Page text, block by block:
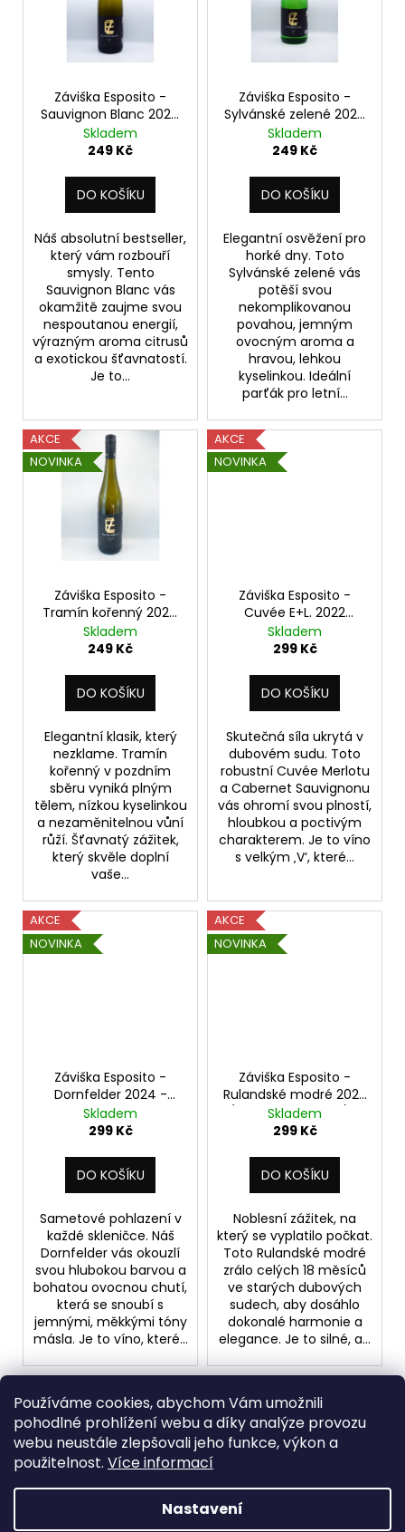
Používáme cookies, abychom Vám umožnili
pohodlné prohlížení webu a díky analýze provozu
webu neustále zlepšovali jeho funkce, výkon a
použitelnost. Více informací
Nastavení
Záviška Esposito -
Sauvignon Blanc 2024
- suché 0,75 l
Skladem
249 Kč
DO KOŠÍKU
Náš absolutní bestseller,
který vám rozbouří
smysly. Tento
Sauvignon Blanc vás
okamžitě zaujme svou
nespoutanou energií,
výrazným aroma citrusů
a exotickou šťavnatostí.
Je to...
Záviška Esposito -
Sylvánské zelené 2024
- suché 1 l
Skladem
249 Kč
DO KOŠÍKU
Elegantní osvěžení pro
horké dny. Toto
Sylvánské zelené vás
potěší svou
nekomplikovanou
povahou, jemným
ovocným aroma a
hravou, lehkou
kyselinkou. Ideální
parťák pro letní...
AKCE
NOVINKA
Záviška Esposito -
Tramín kořenný 2024
- polosladké 0,75 l
Skladem
249 Kč
DO KOŠÍKU
Elegantní klasik, který
nezklame. Tramín
kořenný v pozdním
sběru vyniká plným
tělem, nízkou kyselinkou
a nezaměnitelnou vůní
růží. Šťavnatý zážitek,
který skvěle doplní
vaše...
AKCE
NOVINKA
Záviška Esposito -
Cuvée E+L. 2022
Barrique - suché 0,75 l
červené
Skladem
299 Kč
DO KOŠÍKU
Skutečná síla ukrytá v
dubovém sudu. Toto
robustní Cuvée Merlotu
a Cabernet Sauvignonu
vás ohromí svou plností,
hloubkou a poctivým
charakterem. Je to víno
s velkým ‚V‘, které...
AKCE
NOVINKA
Záviška Esposito -
Dornfelder 2024 -
suché 0,75 l
Skladem
299 Kč
DO KOŠÍKU
Sametové pohlazení v
každé skleničce. Náš
Dornfelder vás okouzlí
svou hlubokou barvou a
bohatou ovocnou chutí,
která se snoubí s
jemnými, měkkými tóny
másla. Je to víno, které...
AKCE
NOVINKA
Záviška Esposito -
Rulandské modré 2022
(z dubového sudu) -
suché 0,75 l
Skladem
299 Kč
DO KOŠÍKU
Noblesní zážitek, na
který se vyplatilo počkat.
Toto Rulandské modré
zrálo celých 18 měsíců
ve starých dubových
sudech, aby dosáhlo
dokonalé harmonie a
elegance. Je to silné, a...
O
v
l
á
d
S
t
r
á
n
v
1 2
18 položek celkem
NAHORU
ZÁVIŠKA
SAUVIGNON
BLANC
Kč